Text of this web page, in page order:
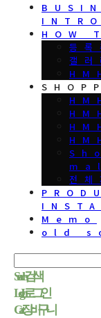
HOW
등록
갤러
전체
Memo
old
Search검색
Log In로그인
Cart장바구니